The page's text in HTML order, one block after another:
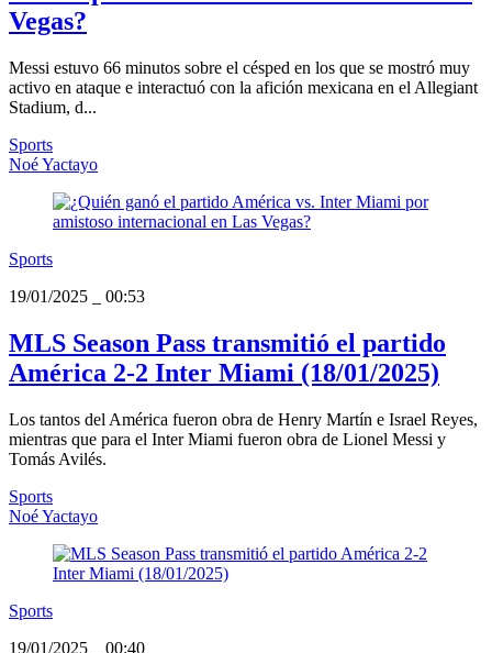
Vegas?
Messi estuvo 66 minutos sobre el césped en los que se mostró muy
activo en ataque e interactuó con la afición mexicana en el Allegiant
Stadium, d...
Sports
Noé Yactayo
Sports
19/01/2025
00:53
MLS Season Pass transmitió el partido
América 2-2 Inter Miami (18/01/2025)
Los tantos del América fueron obra de Henry Martín e Israel Reyes,
mientras que para el Inter Miami fueron obra de Lionel Messi y
Tomás Avilés.
Sports
Noé Yactayo
Sports
19/01/2025
00:40